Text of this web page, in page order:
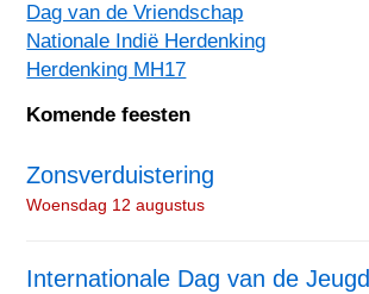
Dag van de Vriendschap
Nationale Indië Herdenking
Herdenking MH17
Komende feesten
Zonsverduistering
Woensdag 12 augustus
Internationale Dag van de Jeugd